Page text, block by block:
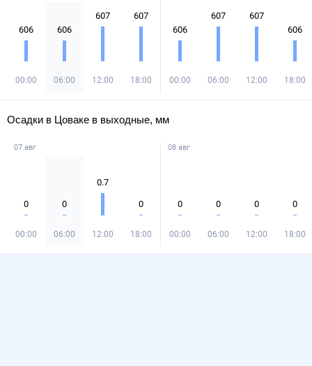
606
00:00
606
06:00
607
12:00
607
18:00
606
00:00
607
06:00
607
12:00
606
18:00
Осадки в Цоваке в выходные, мм
07 авг
0
00:00
0
06:00
0.7
12:00
0
18:00
08 авг
0
00:00
0
06:00
0
12:00
0
18:00